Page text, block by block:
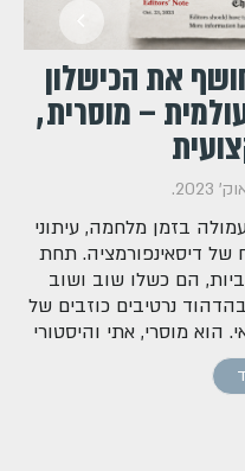
חושף את הכישלון
– מוסרית,
.
בזמן מלחמה, עיתוני
של דיסאינפורמציה. תחת
הם כשלו שוב ושוב
נרטיבים כוזבים של
הוא מוסרי, אתי והיסטורי